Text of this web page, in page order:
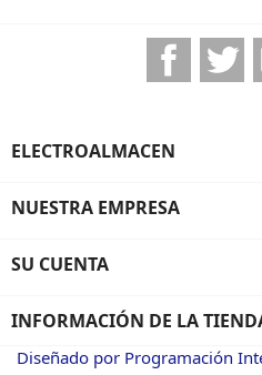
ELECTROALMACEN
NUESTRA EMPRESA
SU CUENTA
INFORMACIÓN DE LA
Diseñado por Programación